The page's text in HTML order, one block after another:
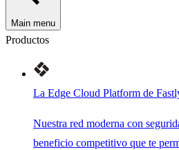
Main menu
Productos
La Edge Cloud Platform de
Nuestra red moderna con
beneficio competitivo que te